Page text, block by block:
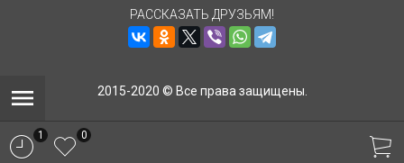
РАССКАЗАТЬ ДРУЗЬЯМ!
2015-2020 © Все права защищены.
1 0